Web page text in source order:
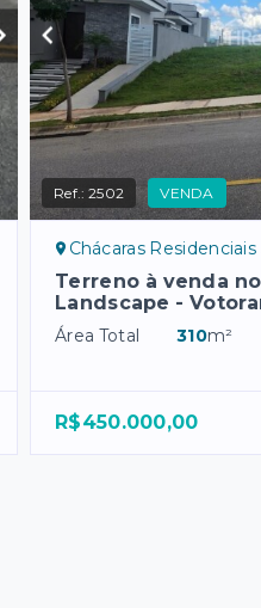
Ref.:2502 VENDA
Chácaras Residenciais
Terreno à venda
Landscape -
Área Total 310m²
R$450.000,00